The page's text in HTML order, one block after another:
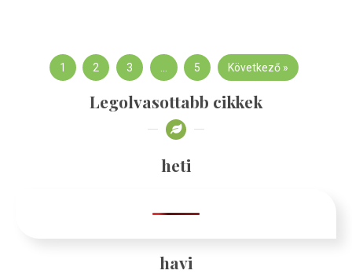
1 2 3 … 5 Következő »
Legolvasottabb cikkek
heti
havi